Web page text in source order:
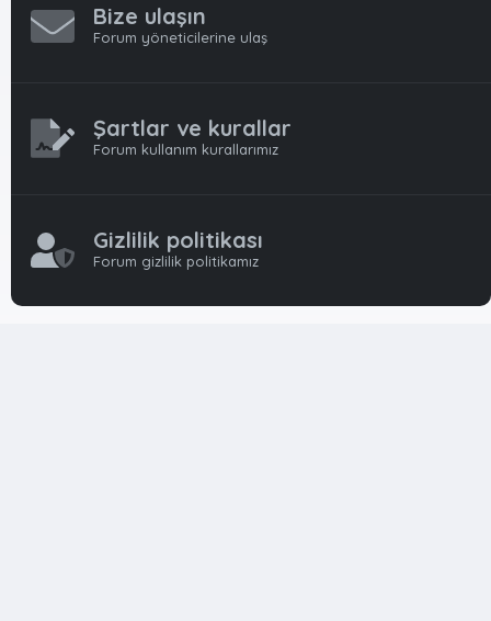
Bize ulaşın
Forum yöneticilerine ulaş
Şartlar ve kurallar
Forum kullanım kurallarımız
Gizlilik politikası
Forum gizlilik politikamız